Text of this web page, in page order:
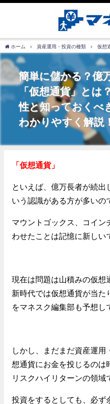
ホーム 資産運用・投資の種類 仮想
簡単に儲かる？億
「仮想通貨」とは
性と知っておくべ
わかりやすく解説
「仮想通貨」
といえば、億万長者が続出
いう認識がある方が多いの
マウントゴックス、コイン
わせたことは記憶に新しい
現在は問題は山積みの仮想
新時代では仮想通貨が当た
をマネスク編集部も予想し
しかし、まだまだ資産運
想通貨にお金を投じるのは
リスクハイリターンの領域
投資をするとしても、必ず